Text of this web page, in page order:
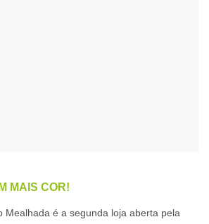
MAIS COR!
Mealhada é a segunda loja aberta pela